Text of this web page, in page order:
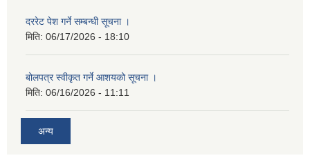
दररेट पेश गर्ने सम्बन्धी सूचना ।
मिति: 06/17/2026 - 18:10
बोलपत्र स्वीकृत गर्ने आशयको सूचना ।
मिति: 06/16/2026 - 11:11
अन्य